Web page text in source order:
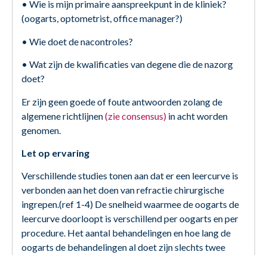
• Wie is mijn primaire aanspreekpunt in de kliniek?
(oogarts, optometrist, office manager?)
• Wie doet de nacontroles?
• Wat zijn de kwalificaties van degene die de nazorg
doet?
Er zijn geen goede of foute antwoorden zolang de
algemene richtlijnen(zie consensus) in acht worden
genomen.
Let op ervaring
Verschillende studies tonen aan dat er een leercurve is
verbonden aan het doen van refractie chirurgische
ingrepen.(ref 1-4) De snelheid waarmee de oogarts de
leercurve doorloopt is verschillend per oogarts en per
procedure. Het aantal behandelingen en hoe lang de
oogarts de behandelingen al doet zijn slechts twee